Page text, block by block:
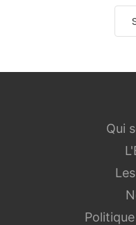
Qui